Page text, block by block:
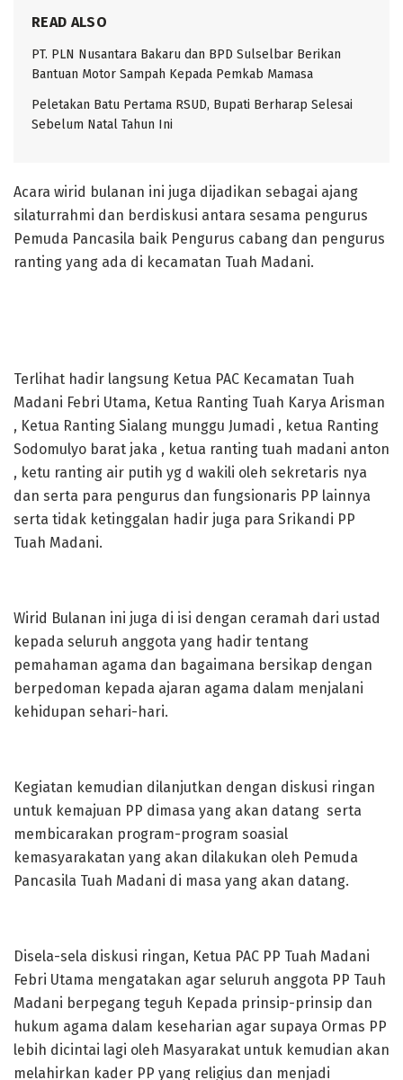
READ ALSO
PT. PLN Nusantara Bakaru dan BPD Sulselbar Berikan
Bantuan Motor Sampah Kepada Pemkab Mamasa
Peletakan Batu Pertama RSUD, Bupati Berharap Selesai
Sebelum Natal Tahun Ini
Acara wirid bulanan ini juga dijadikan sebagai ajang
silaturrahmi dan berdiskusi antara sesama pengurus
Pemuda Pancasila baik Pengurus cabang dan pengurus
ranting yang ada di kecamatan Tuah Madani.
Terlihat hadir langsung Ketua PAC Kecamatan Tuah
Madani Febri Utama, Ketua Ranting Tuah Karya Arisman
, Ketua Ranting Sialang munggu Jumadi , ketua Ranting
Sodomulyo barat jaka , ketua ranting tuah madani anton
, ketu ranting air putih yg d wakili oleh sekretaris nya
dan serta para pengurus dan fungsionaris PP lainnya
serta tidak ketinggalan hadir juga para Srikandi PP
Tuah Madani.
Wirid Bulanan ini juga di isi dengan ceramah dari ustad
kepada seluruh anggota yang hadir tentang
pemahaman agama dan bagaimana bersikap dengan
berpedoman kepada ajaran agama dalam menjalani
kehidupan sehari-hari.
Kegiatan kemudian dilanjutkan dengan diskusi ringan
untuk kemajuan PP dimasa yang akan datang serta
membicarakan program-program soasial
kemasyarakatan yang akan dilakukan oleh Pemuda
Pancasila Tuah Madani di masa yang akan datang.
Disela-sela diskusi ringan, Ketua PAC PP Tuah Madani
Febri Utama mengatakan agar seluruh anggota PP Tauh
Madani berpegang teguh Kepada prinsip-prinsip dan
hukum agama dalam keseharian agar supaya Ormas PP
lebih dicintai lagi oleh Masyarakat untuk kemudian akan
melahirkan kader PP yang religius dan menjadi